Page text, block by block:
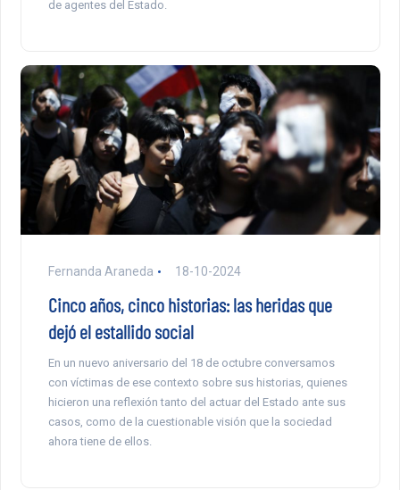
de agentes del Estado.
Fernanda Araneda 18-10-2024
Cinco años, cinco historias: las heridas que
dejó el estallido social
En un nuevo aniversario del 18 de octubre conversamos
con víctimas de ese contexto sobre sus historias, quienes
hicieron una reflexión tanto del actuar del Estado ante sus
casos, como de la cuestionable visión que la sociedad
ahora tiene de ellos.